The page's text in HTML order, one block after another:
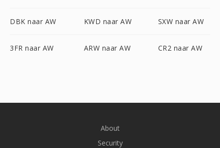
DBK naar AW KWD naar AW SXW naar AW
3FR naar AW ARW naar AW CR2 naar AW
About
Security